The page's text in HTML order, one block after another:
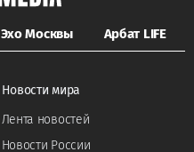
Эхо Москвы Арбат LIFE
Новости мира
Лента новостей
Новости России